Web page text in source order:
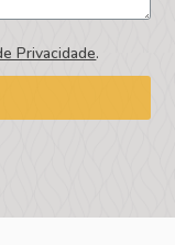
Privacidade.